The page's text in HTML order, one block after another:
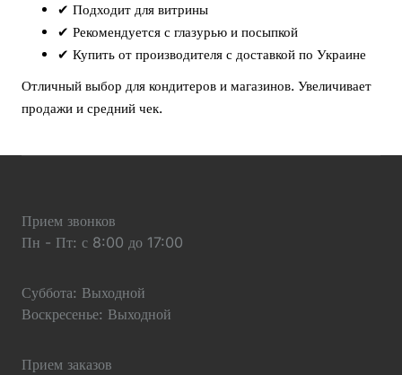
✔ Подходит для витрины
✔ Рекомендуется с глазурью и посыпкой
✔ Купить от производителя с доставкой по Украине
Отличный выбор для кондитеров и магазинов. Увеличивает
продажи и средний чек.
Прием звонков
Пн - Пт: с 8:00 до 17:00
Суббота: Выходной
Воскресенье: Выходной
Прием заказов